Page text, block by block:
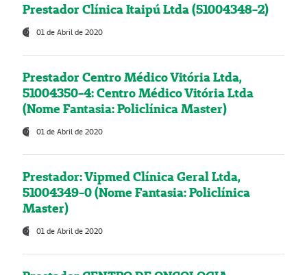
Prestador Clínica Itaipú Ltda (51004348-2)
01 de Abril de 2020
Prestador Centro Médico Vitória Ltda,
51004350-4: Centro Médico Vitória Ltda
(Nome Fantasia: Policlínica Master)
01 de Abril de 2020
Prestador: Vipmed Clínica Geral Ltda,
51004349-0 (Nome Fantasia: Policlínica
Master)
01 de Abril de 2020